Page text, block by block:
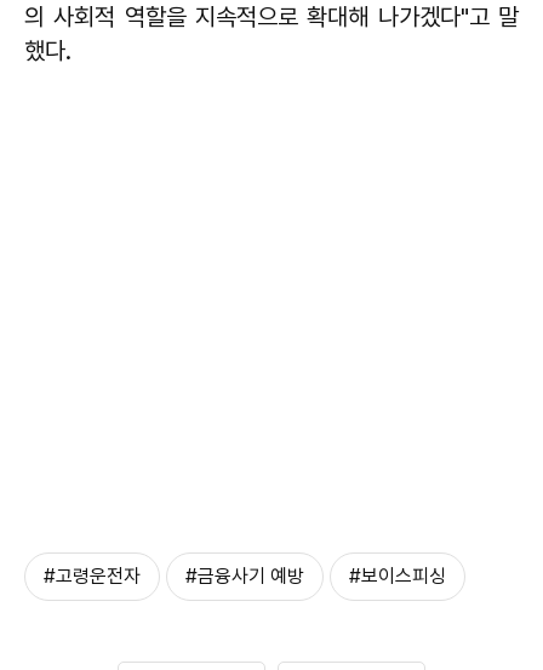
의 사회적 역할을 지속적으로 확대해 나가겠다"고 말
했다.
#고령운전자 #금융사기 예방 #보이스피싱